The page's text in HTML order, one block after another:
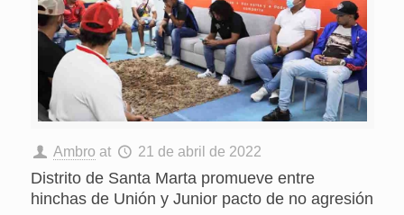
Ambro at 21 de abril de 2022
Distrito de Santa Marta promueve entre
hinchas de Unión y Junior pacto de no agresión